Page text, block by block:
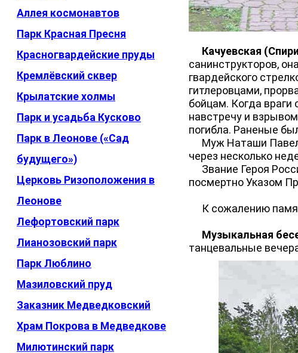
Аллея космонавтов
Парк Красная Пресня
Красногвардейские пруды
Кремлёвский сквер
Крылатские холмы
Парк и усадьба Кусково
Парк в Леонове («Сад
будущего»)
Церковь Ризоположения в
Леонове
Лефортовский парк
Лианозовский парк
Парк Люблино
Мазиловский пруд
Заказник Медведковский
Храм Покрова в Медведкове
Милютинский парк
Качуевская
санинструкторов,
гвардейского
гитлеровцами,
бойцам. Когда враги
навстречу и
погибла. Раненые
Муж Наташи Павел
через несколько
Звание Героя
посмертно Указом
К сожалению
Музыкальная
танцевальные